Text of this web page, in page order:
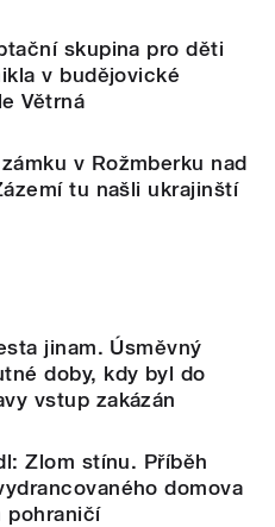
skupina pro děti
v budějovické
Větrná
v Rožmberku nad
tu našli ukrajinští
jinam. Úsměvný
doby, kdy byl do
vstup zakázán
Zlom stínu. Příběh
domova
pohraničí